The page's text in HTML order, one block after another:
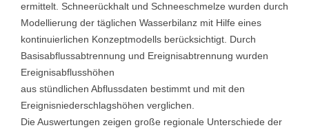
ermittelt. Schneerückhalt und Schneeschmelze wurden durch
Modellierung der täglichen Wasserbilanz mit Hilfe eines
kontinuierlichen Konzeptmodells berücksichtigt. Durch
Basisabflussabtrennung und Ereignisabtrennung wurden
Ereignisabflusshöhen
aus stündlichen Abflussdaten bestimmt und mit den
Ereignisniederschlagshöhen verglichen.
Die Auswertungen zeigen große regionale Unterschiede der